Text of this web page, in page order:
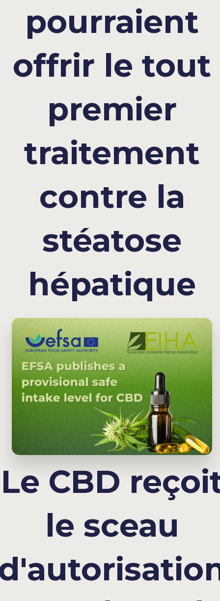
pourraient
offrir le tout
premier
traitement
contre la
stéatose
hépatique
Le CBD
le sceau